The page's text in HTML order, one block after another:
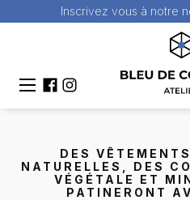
Inscrivez vous à notre
DES
NATURELLES, DES
VÉGÉTALE ET
PATINERONT